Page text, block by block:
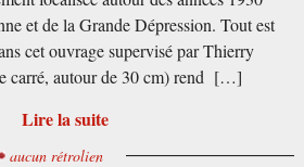
et de la Grande Dépression. Tout est
cet ouvrage supervisé par Thierry
carré, autour de 30 cm) rend […]
Lire la suite
aucun rétrolien